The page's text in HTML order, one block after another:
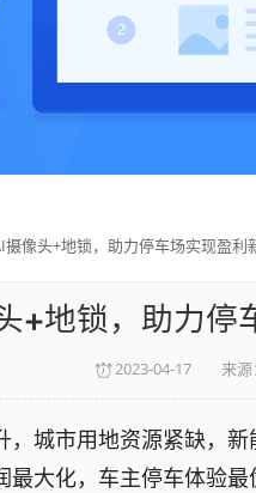
摄像头+地锁，助力停车场实现盈利
+地锁，助力停
2023-04-17 来
，城市用地资源紧缺，
最大化，车主停车体验